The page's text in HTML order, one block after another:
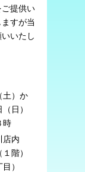
提供い
すが当
いたし
土）か
日）
時
店内
階）
）